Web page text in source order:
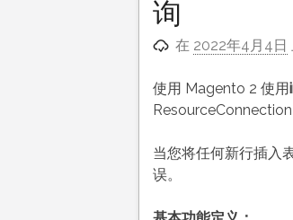
询
在 2022年4月4日
使用 Magento 2 使用
ResourceConnection
当您将任何新行插入
误。